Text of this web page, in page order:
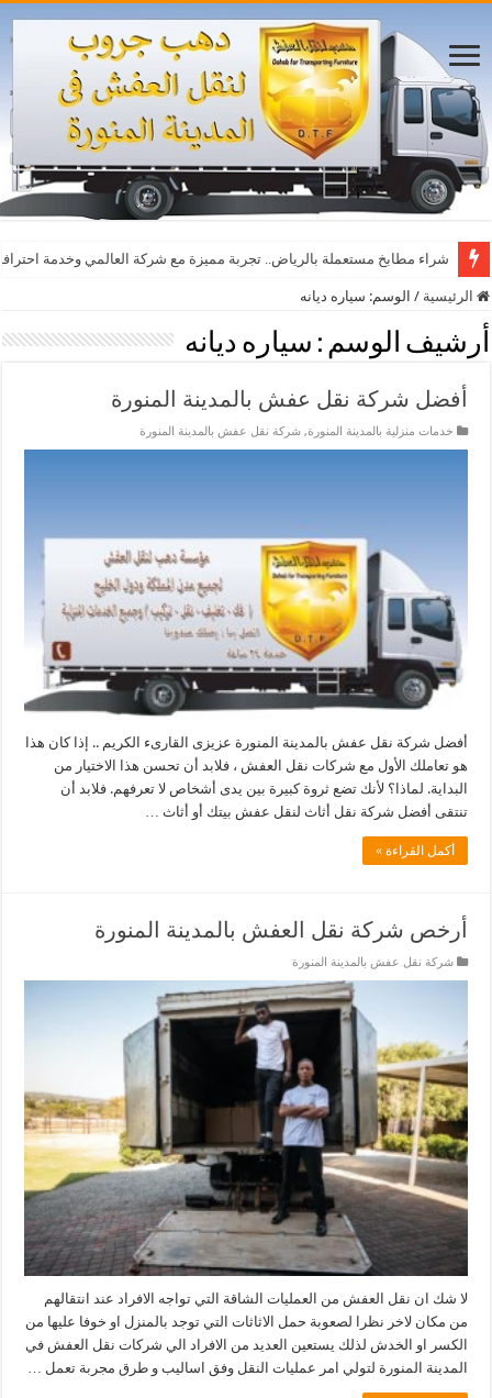
شراء مطابخ مستعملة بالرياض.. تجربة مميزة مع شركة العالمي وخدمة
أفضل مواقع مشاهدة مباريات اليوم بث مباشر بدون تقطيع
الرئيسية / الوسم: سياره ديانه
أرشيف الوسم : سياره ديانه
أفضل شركة نقل عفش بالمدينة المنورة
خدمات منزلية بالمدينة المنورة,شركة نقل عفش بالمدينة المنورة
أفضل شركة نقل عفش بالمدينة المنورة عزيزى القارىء الكريم .. إذا كان هذا
هو تعاملك الأول مع شركات نقل العفش ، فلابد أن تحسن هذا الاختيار من
البداية. لماذا؟ لأنك تضع ثروة كبيرة بين يدى أشخاص لا تعرفهم. فلابد أن
تنتقى أفضل شركة نقل أثاث لنقل عفش بيتك أو أثاث …
أكمل القراءة »
أرخص شركة نقل العفش بالمدينة المنورة
شركة نقل عفش بالمدينة المنورة
لا شك ان نقل العفش من العمليات الشاقة التي تواجه الافراد عند انتقالهم
من مكان لاخر نظرا لصعوبة حمل الاثاثات التي توجد بالمنزل او خوفا عليها من
الكسر او الخدش لذلك يستعين العديد من الافراد الي شركات نقل العفش في
المدينة المنورة لتولي امر عمليات النقل وفق اساليب و طرق مجربة تعمل …